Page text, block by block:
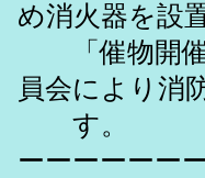
め消火器を設
「催物開催
員会により消
す。
ーーーーーー